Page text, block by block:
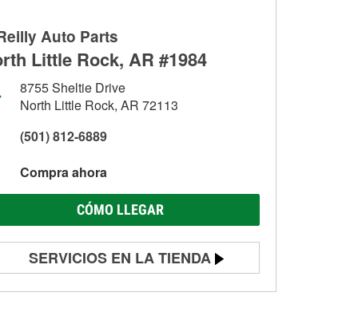
Auto Parts
Little Rock, AR #1984
8755 Sheltie Drive
North Little Rock, AR 72113
(501) 812-6889
Compra ahora
CÓMO LLEGAR
SERVICIOS EN LA TIENDA
Prueba de batería